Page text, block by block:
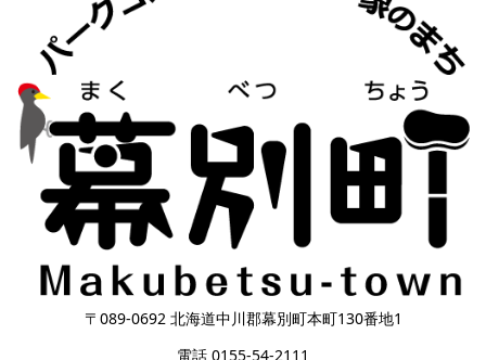
〒089-0692 北海道中川郡幕別町本町130番地1
電話 0155-54-2111